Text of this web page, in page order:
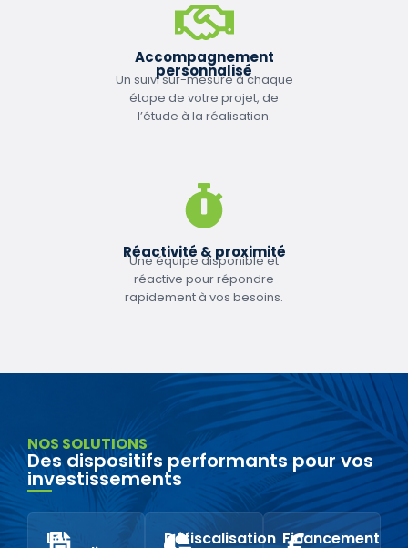
Accompagnement
personnalisé
Un suivi sur-mesure à chaque
étape de votre projet, de
l’étude à la réalisation.
Réactivité & proximité
Une équipe disponible et
réactive pour répondre
rapidement à vos besoins.
NOS SOLUTIONS
Des dispositifs performants pour vos
investissements
Loi Défiscalisation Financement